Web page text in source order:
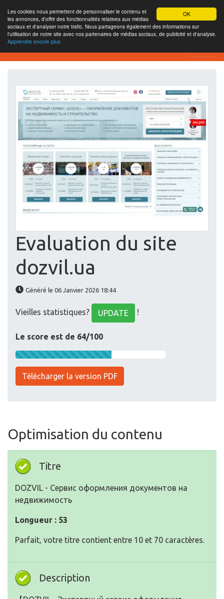
OK
Les cookies nous permettent de personnaliser le contenu et
les annonces, d'offrir des fonctionnalités relatives aux médias
sociaux et d'analyser notre trafic. Nous partageons également des informations sur
l'utilisation de notre site avec nos partenaires de médias sociaux, de publicité et d'analyse.
Apprendre encore plus
Outil d’analyse de site web
Evaluation du site
dozvil.ua
Généré le 06 Janvier 2026 18:44
Vieilles statistiques? UPDATE !
Le score est de 64/100
Télécharger la version PDF
Optimisation du contenu
Titre
DOZVIL - Сервис оформления документов на
недвижимость
Longueur : 53
Parfait, votre titre contient entre 10 et 70 caractères.
Description